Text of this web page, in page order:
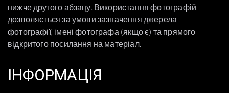
нижче другого абзацу. Використання фотографій
дозволяється за умови зазначення джерела
фотографії, імені фотографа (якщо є) та прямого
відкритого посилання на матеріал.
ІНФОРМАЦІЯ